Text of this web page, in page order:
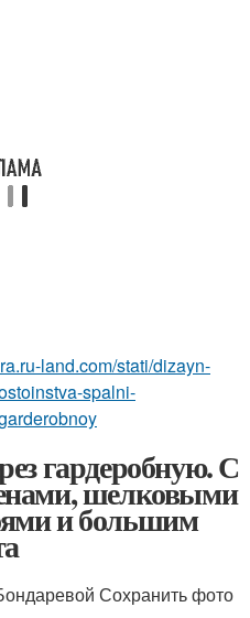
land.com/stati/dizayn-
spalni-
гардеробную. С
шелковыми
и большим
Сохранить фото